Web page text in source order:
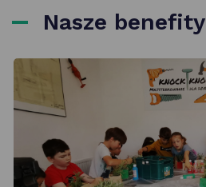
Nasze benefity